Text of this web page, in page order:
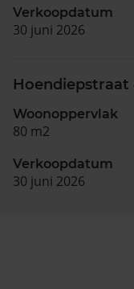
Verkoopdatum
30 juni 2026
Hoendiepstraat
Woonoppervlak
80 m2
Verkoopdatum
30 juni 2026